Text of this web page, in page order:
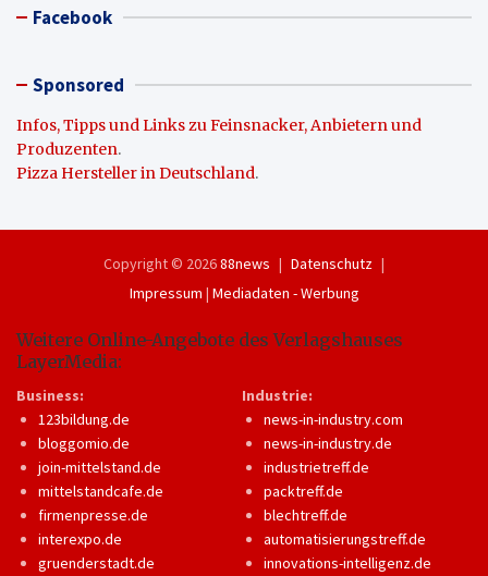
Facebook
Sponsored
Infos, Tipps und Links zu Feinsnacker, Anbietern und
Produzenten.
Pizza Hersteller in Deutschland.
Copyright © 202688news
Datenschutz
Impressum | Mediadaten - Werbung
Weitere Online-Angebote des Verlagshauses
LayerMedia:
Business:
123bildung.de
bloggomio.de
join-mittelstand.de
mittelstandcafe.de
firmenpresse.de
interexpo.de
gruenderstadt.de
Industrie:
news-in-industry.com
news-in-industry.de
industrietreff.de
packtreff.de
blechtreff.de
automatisierungstreff.de
innovations-intelligenz.de